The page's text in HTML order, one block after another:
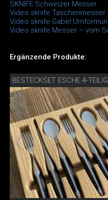
SKNIFE Schweizer Messer
Video sknife
Video sknife Gabel
Video sknife Messer – vom
Ergänzende Produkte:
BESTECKSET ESCHE 4-TEILIG